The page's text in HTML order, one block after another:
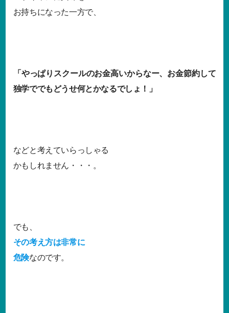
お持ちになった一方で、
「やっぱりスクールのお金高いからなー、お金節約して
独学ででもどうせ何とかなるでしょ！」
などと考えていらっしゃる
かもしれません・・・。
でも、
その考え方は非常に
危険なのです。